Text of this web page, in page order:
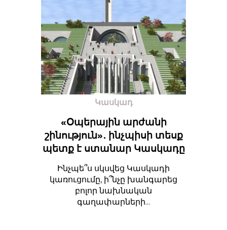
Կասկադ
«Օպերային արժանի
շինություն»․ ինչպիսի տեսք
պետք է ստանար Կասկադը
Ինչպե՞ս սկսվեց Կասկադի
կառուցումը, ի՞նչը խանգարեց
բոլոր նախնական
գաղափարների...